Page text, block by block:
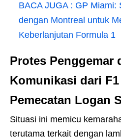
BACA JUGA : GP Miami:
dengan Montreal untuk
Keberlanjutan Formula 1
Protes Penggemar
Komunikasi dari F1
Pemecatan Logan
Situasi ini memicu
terutama terkait dengan